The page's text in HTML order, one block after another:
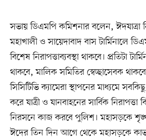
সভায় ডিএমপি কমিশনার বলেন, ঈদযাত্রা
মহাখালী ও সায়েদাবাদ বাস টার্মিনালে
বিশেষ নিরাপত্তাব্যবস্থা থাকবে। প্রতিটা
থাকবে, মালিক সমিতির স্বেচ্ছাসেবক
সিসিটিভি ক্যামেরা স্থাপনের মাধ্যমে
করে যাত্রী ও যানবাহনের সার্বিক
নিরসনে কাজ করবে পুলিশ। মহাসড়কে
ঈদের তিন দিন আগে থেকে মহাসড়কে